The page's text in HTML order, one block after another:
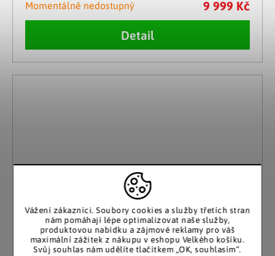
Vážení zákazníci. Soubory cookies a služby třetích stran
nám pomáhají lépe optimalizovat naše služby,
produktovou nabídku a zájmové reklamy pro váš
maximální zážitek z nákupu v eshopu Velkého košíku.
Svůj souhlas nám udělíte tlačítkem „OK, souhlasím“.
Momentálně nedostupný 9 999 Kč
Detail